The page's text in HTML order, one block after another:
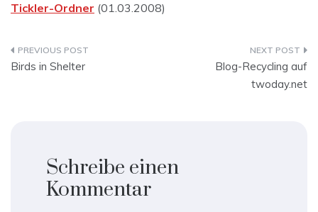
Tickler-Ordner (01.03.2008)
Beitragsnavigation
Birds in Shelter
Blog-Recycling auf
twoday.net
Schreibe einen
Kommentar